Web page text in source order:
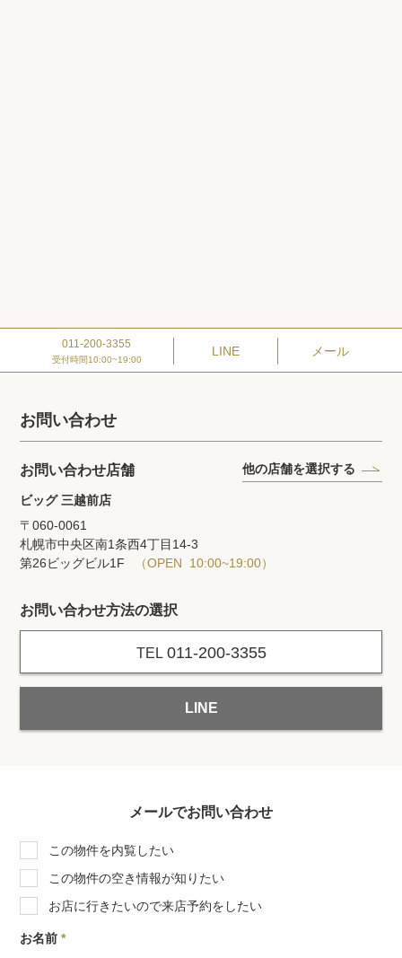
011-200-3355
受付時間10:00~19:00
LINE メール
お問い合わせ
お問い合わせ店舗 他の店舗を選択する
ビッグ 三越前店
〒060-0061
札幌市中央区南1条西4丁目14‐3
第26ビッグビル1F
（OPEN 10:00~19:00）
お問い合わせ方法の選択
TEL 011-200-3355
LINE
メールでお問い合わせ
この物件を内覧したい
この物件の空き情報が知りたい
お店に行きたいので来店予約をしたい
お名前*